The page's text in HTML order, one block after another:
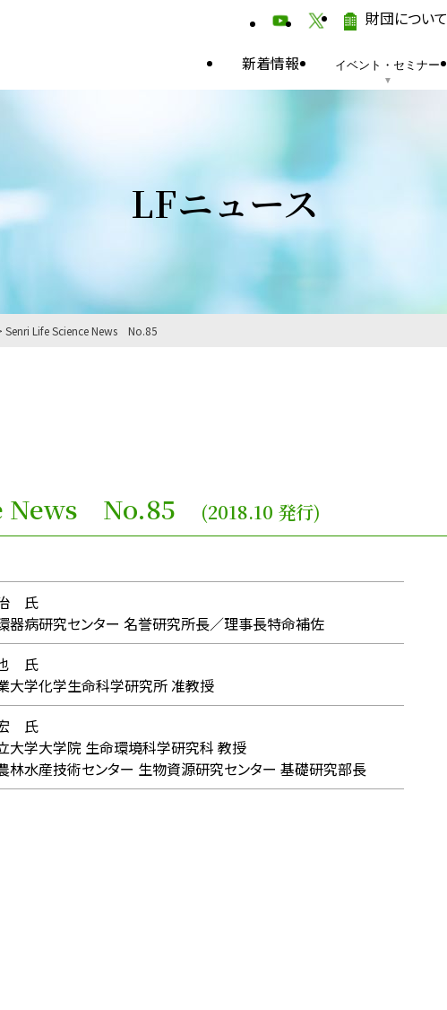
財団について
新着情報 イベント・セミナー
LFニュース
Senri Life Science News No.85
News No.85 (2018.10 発行)
氏
器病研究センター 名誉研究所長／理事長特命補佐
氏
大学化学生命科学研究所 准教授
氏
大学大学院 生命環境科学研究科 教授
林水産技術センター 生物資源研究センター 基礎研究部長